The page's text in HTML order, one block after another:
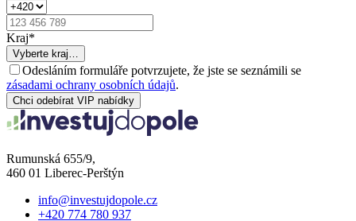
Kraj*
Vyberte kraj…
Odesláním formuláře potvrzujete, že jste se seznámili se
zásadami ochrany osobních údajů.
Chci odebírat VIP nabídky
Rumunská 655/9,
460 01 Liberec-Perštýn
info@investujdopole.cz
+420 774 780 937